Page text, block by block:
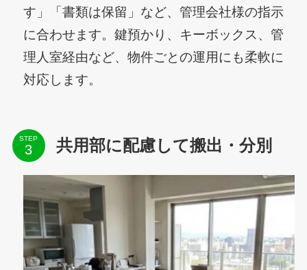
す」「書類は保留」など、管理会社様の指示
に合わせます。鍵預かり、キーボックス、管
理人室経由など、物件ごとの運用にも柔軟に
対応します。
STEP 共用部に配慮して搬出・分別